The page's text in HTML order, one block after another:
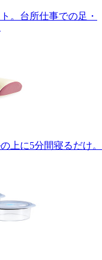
。台所仕事での足・
上に5分間寝るだけ。